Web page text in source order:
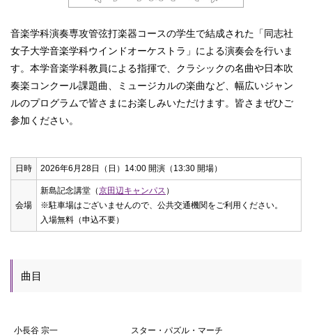
音楽学科演奏専攻管弦打楽器コースの学生で結成された「同志社
女子大学音楽学科ウインドオーケストラ」による演奏会を行いま
す。本学音楽学科教員による指揮で、クラシックの名曲や日本吹
奏楽コンクール課題曲、ミュージカルの楽曲など、幅広いジャン
ルのプログラムで皆さまにお楽しみいただけます。皆さまぜひご
参加ください。
日時 2026年6月28日（日）14:00 開演（13:30 開場）
会場
新島記念講堂（京田辺キャンパス ）
※駐車場はございませんので、公共交通機関をご利用ください。
入場無料（申込不要）
曲目
小長谷 宗一 スター・パズル・マーチ